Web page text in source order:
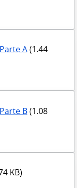
A(1.44
B(1.08
KB)